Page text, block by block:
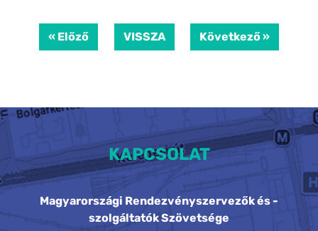
« Előző VISSZA Következő »
KAPCSOLAT
Magyarországi Rendezvényszervezők és -
szolgáltatók Szövetsége